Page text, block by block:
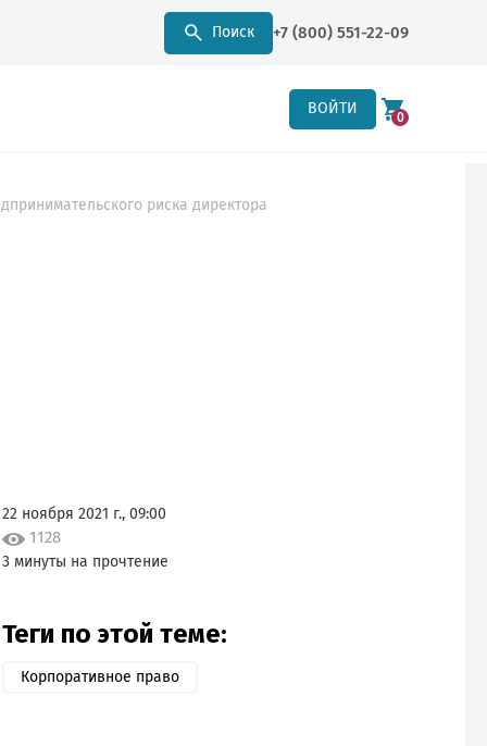
Поиск +7 (800) 551-22-09
ВОЙТИ 0
риска директора
22 ноября 2021 г., 09:00
1128
3 минуты на прочтение
Теги по этой теме:
Корпоративное право